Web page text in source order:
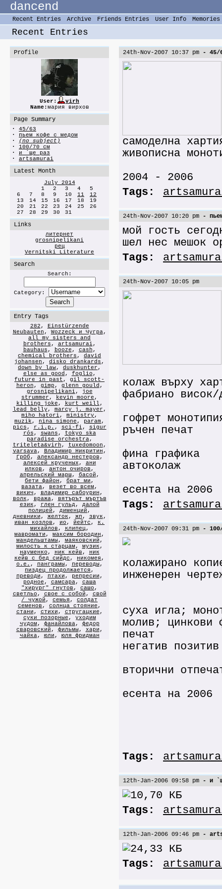
dancend
Recent Entries Archive Friends Entries User Info Memories
Recent Entries
Profile
User:
virh
Name: мария вирхов
Page Summary
· 45/63
· пьем кофе с медом
· (no subject)
· 100/70 см
· и `ще раз
· artsamurai
Latest Month
July 2014
1
2 3 4
5
6
7 8 9 10 11
12
13
14 15 16 17 18
19
20
21 22 23 24 25
26
27
28 29 30 31
Links
литернет
grosnipelikani
рец
Vernitski Literature
Search
Search:
Category:
Entry Tags
282 , Einstürzende
Neubauten , Wozzeck и Чугра,
all my sisters and
brothers , artsamurai ,
bauhaus , booze , cash ,
chemical brothers , david
johansen , disko drankards ,
down by law, duskhunter ,
else as good , foglio ,
future in past , gil scott-
heron , gimp , glenn gould ,
grosnipelikani ,
joe
strummer , kevin moore ,
killing joke , kurt weill ,
lead belly , marcy j. mayer ,
miho hatori , ministry ,
muzik , nina simone , param ,
pics , r.i.p. , sci-fi ,
sigur
rós , swans ,
tokyo ska
paradise orchestra,
triteleta&virh , tuxedomoon ,
varsava, Владимир Никритин ,
ГрОб , александр нестеров ,
алексей крученых , ани
илков , антон очиров ,
апрельский марш , басой ,
бети файон , брат ми ,
вазата, везет во всем ,
викич , владимир сабоурин ,
волк , вража,
вятърът мъртъв
език , глен гульд, далой
полицей , дименций ,
дневники , желток , жп , звук ,
иван козлов , ио , йейтс , к.
михайлов , клипец,
мавромати , максим бородин ,
мандельштамы , маяковский ,
милость к старцам , музик ,
науменко , ник кейв ,
ник
кейв с бед сийдс , никомея ,
о.е. , панграмы , переводы ,
пиздец продолжается ,
преводи , птахи , репресии ,
родное , самсара, саша
"хирург" гнутов , сашо ,
светльо , свое с собой , свой
/ чужой , семья , солдат
семенов , солнца стояние ,
стани , стихи , стругацкие ,
суки позорные , уходим
чудом , фанайлова, федор
сваровский , фильмы , хари ,
чайка, юли , юля фридман
24th-Nov-2007 10:37 pm - 45/
самоделна
живописна
2004 - 2006
Tags:
24th-Nov-2007 10:20 pm -
мой гость
шел нес мешок
Tags:
24th-Nov-2007 10:05 pm
колаж върху
фабриано висок/
гофрет
ръчен печат
фина графика
автоколаж
есента на 2006
Tags:
24th-Nov-2007 09:31 pm -
колажирано
инженерен
суха игла;
молив; цинкови
печат
негатив позитив
вторични
есента на 2006
Tags:
12th-Jan-2006 09:58 pm - и
Tags:
12th-Jan-2006 09:46 pm -
Tags: